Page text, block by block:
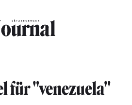
für "venezuela"